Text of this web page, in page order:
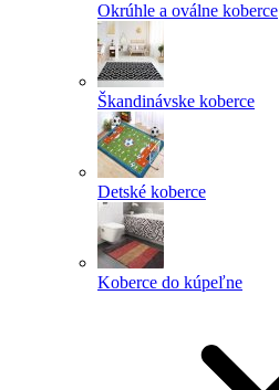
Okrúhle a oválne koberce
Škandinávske koberce
Detské koberce
Koberce do kúpeľne